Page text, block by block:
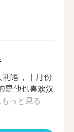
语，十月份
是他也喜欢汉
もっと見る